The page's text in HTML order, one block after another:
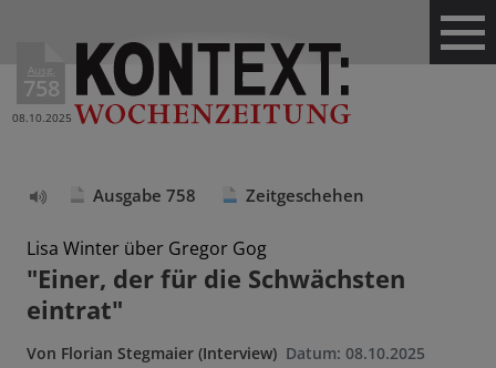
Ausg.
758
08.10.2025
vorlesen
Ausgabe 758 Zeitgeschehen
Lisa Winter über Gregor Gog
"Einer, der für die Schwächsten
eintrat"
Von Florian Stegmaier (Interview) Datum: 08.10.2025